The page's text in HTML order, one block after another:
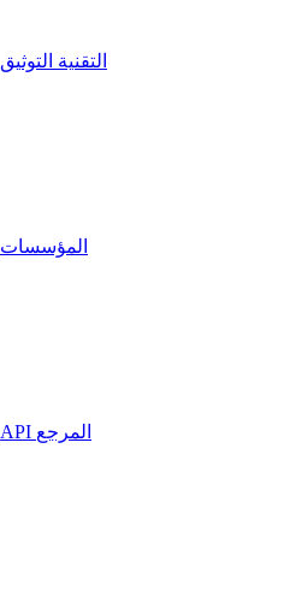
التقنية التوثيق
المؤسسات
API المرجع